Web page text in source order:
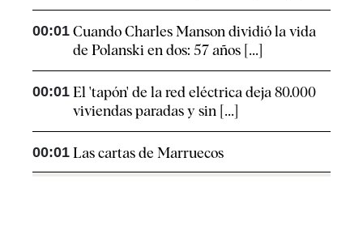
00:01 Cuando Charles Manson dividió la vida
de Polanski en dos: 57 años [...]
00:01 El 'tapón' de la red eléctrica deja 80.000
viviendas paradas y sin [...]
00:01 Las cartas de Marruecos